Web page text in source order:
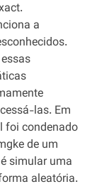
a
las. Em
foi condenado
de um
simular uma
aleatória.